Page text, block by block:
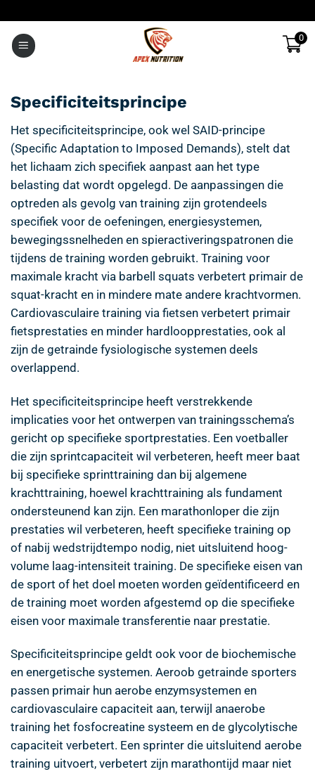
inhoud
0
Specificiteitsprincipe
Het specificiteitsprincipe, ook wel SAID-principe
(Specific Adaptation to Imposed Demands), stelt dat
het lichaam zich specifiek aanpast aan het type
belasting dat wordt opgelegd. De aanpassingen die
optreden als gevolg van training zijn grotendeels
specifiek voor de oefeningen, energiesystemen,
bewegingssnelheden en spieractiveringspatronen die
tijdens de training worden gebruikt. Training voor
maximale kracht via barbell squats verbetert primair de
squat-kracht en in mindere mate andere krachtvormen.
Cardiovasculaire training via fietsen verbetert primair
fietsprestaties en minder hardloopprestaties, ook al
zijn de getrainde fysiologische systemen deels
overlappend.
Het specificiteitsprincipe heeft verstrekkende
implicaties voor het ontwerpen van trainingsschema’s
gericht op specifieke sportprestaties. Een voetballer
die zijn sprintcapaciteit wil verbeteren, heeft meer baat
bij specifieke sprinttraining dan bij algemene
krachttraining, hoewel krachttraining als fundament
ondersteunend kan zijn. Een marathonloper die zijn
prestaties wil verbeteren, heeft specifieke training op
of nabij wedstrijdtempo nodig, niet uitsluitend hoog-
volume laag-intensiteit training. De specifieke eisen van
de sport of het doel moeten worden geïdentificeerd en
de training moet worden afgestemd op die specifieke
eisen voor maximale transferentie naar prestatie.
Specificiteitsprincipe geldt ook voor de biochemische
en energetische systemen. Aeroob getrainde sporters
passen primair hun aerobe enzymsystemen en
cardiovasculaire capaciteit aan, terwijl anaerobe
training het fosfocreatine systeem en de glycolytische
capaciteit verbetert. Een sprinter die uitsluitend aerobe
training uitvoert, verbetert zijn marathontijd maar niet